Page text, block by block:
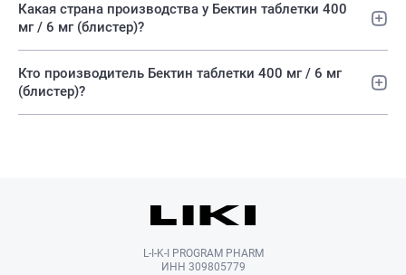
Какая страна производства у Бектин таблетки 400
мг / 6 мг (блистер)?
Кто производитель Бектин таблетки 400 мг / 6 мг
(блистер)?
L-I-K-I PROGRAM PHARM
ИНН 309805779